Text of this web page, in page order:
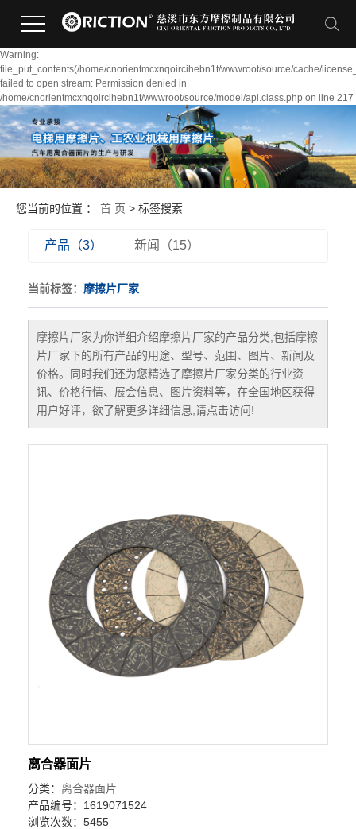
Warning:
file_put_contents(/home/cnorientmcxnqoircihebn1t/wwwroot/source/cache/
failed to open stream: Permission denied in
/home/cnorientmcxnqoircihebn1t/wwwroot/source/model/api.class.php on line 217
您当前的位置 ： 首 页 > 标签搜索
产品（3） 新闻（15）
当前标签： 摩擦片厂家
摩擦片厂家为你详细介绍摩擦片厂家的产品分类,包括摩擦
片厂家下的所有产品的用途、型号、范围、图片、新闻及
价格。同时我们还为您精选了摩擦片厂家分类的行业资
讯、价格行情、展会信息、图片资料等，在全国地区获得
用户好评，欲了解更多详细信息,请点击访问!
离合器面片
分类： 离合器面片
产品编号：1619071524
浏览次数：5455